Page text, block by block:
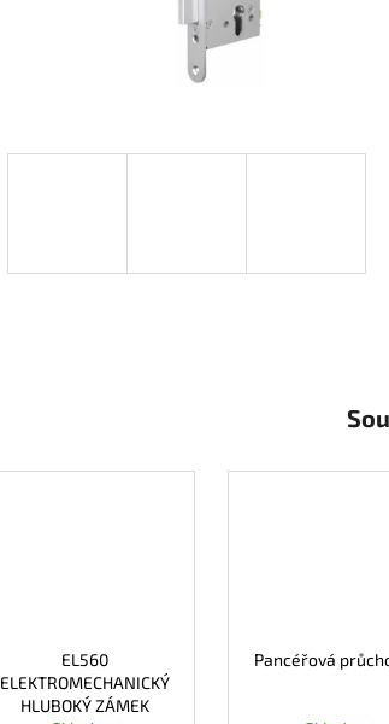
EL560
ELEKTROMECHANICKÝ
HLUBOKÝ ZÁMEK
Pancéřová